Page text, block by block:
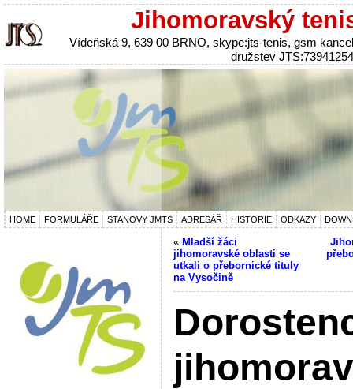
Jihomoravský
Vídeňská 9, 639 00 BRNO, skype:jts-tenis, gsm
družstev
HOME FORMULÁŘE STANOVY JMTS ADRESÁŘ HISTORIE ODKAZY
« Mladší žáci
jihomoravské oblasti se
utkali o přebornické tituly
na Vysočině